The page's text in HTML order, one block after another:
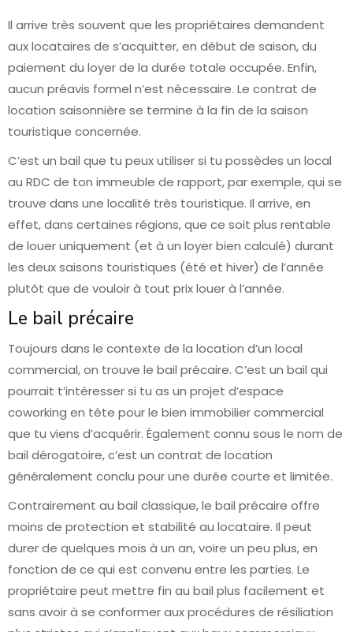
Il arrive très souvent que les propriétaires demandent
aux locataires de s’acquitter, en début de saison, du
paiement du loyer de la durée totale occupée. Enfin,
aucun préavis formel n’est nécessaire. Le contrat de
location saisonnière se termine à la fin de la saison
touristique concernée.
C’est un bail que tu peux utiliser si tu possèdes un local
au RDC de ton immeuble de rapport, par exemple, qui se
trouve dans une localité très touristique. Il arrive, en
effet, dans certaines régions, que ce soit plus rentable
de louer uniquement (et à un loyer bien calculé) durant
les deux saisons touristiques (été et hiver) de l’année
plutôt que de vouloir à tout prix louer à l’année.
Le bail précaire
Toujours dans le contexte de la location d’un local
commercial, on trouve le bail précaire. C’est un bail qui
pourrait t’intéresser si tu as un projet d’espace
coworking en tête pour le bien immobilier commercial
que tu viens d’acquérir. Également connu sous le nom de
bail dérogatoire, c’est un contrat de location
généralement conclu pour une durée courte et limitée.
Contrairement au bail classique, le bail précaire offre
moins de protection et stabilité au locataire. Il peut
durer de quelques mois à un an, voire un peu plus, en
fonction de ce qui est convenu entre les parties. Le
propriétaire peut mettre fin au bail plus facilement et
sans avoir à se conformer aux procédures de résiliation